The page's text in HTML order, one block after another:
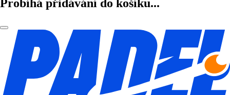
Probíhá přidávání do košíku...